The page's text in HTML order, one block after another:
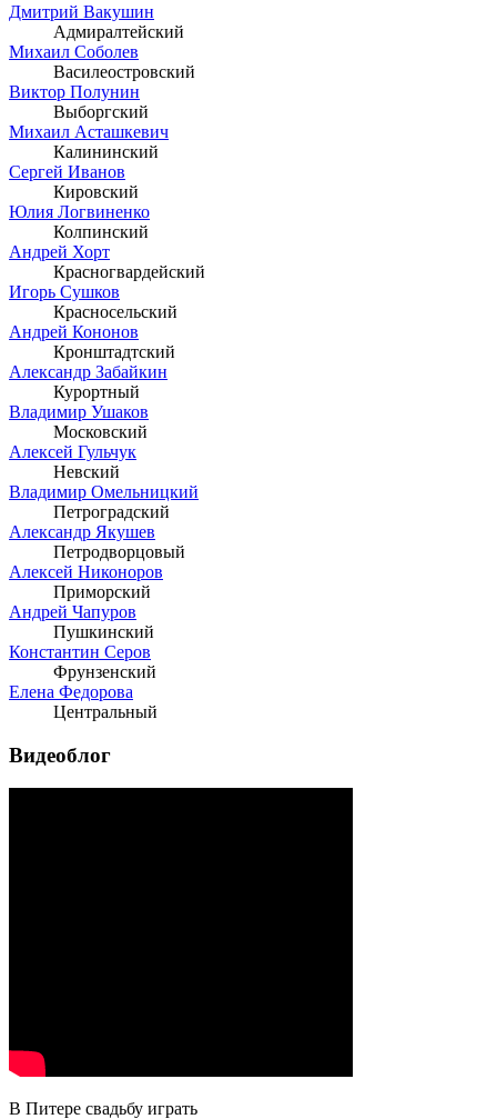
Дмитрий Вакушин
Адмиралтейский
Михаил Соболев
Василеостровский
Виктор Полунин
Выборгский
Михаил Асташкевич
Калининский
Сергей Иванов
Кировский
Юлия Логвиненко
Колпинский
Андрей Хорт
Красногвардейский
Игорь Сушков
Красносельский
Андрей Кононов
Кронштадтский
Александр Забайкин
Курортный
Владимир Ушаков
Московский
Алексей Гульчук
Невский
Владимир Омельницкий
Петроградский
Александр Якушев
Петродворцовый
Алексей Никоноров
Приморский
Андрей Чапуров
Пушкинский
Константин Серов
Фрунзенский
Елена Федорова
Центральный
Видеоблог
В Питере свадьбу играть